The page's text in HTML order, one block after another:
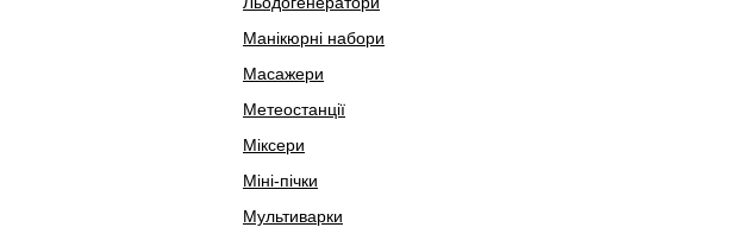
Манікюрні набори
Масажери
Метеостанції
Міксери
Міні-пічки
Мультиварки